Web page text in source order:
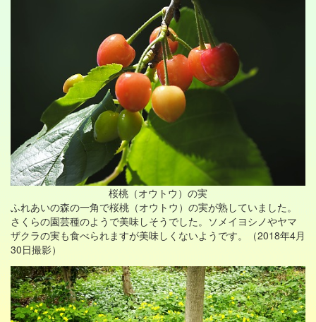
桜桃（オウトウ）の実
ふれあいの森の一角で桜桃（オウトウ）の実が熟していました。
さくらの園芸種のようで美味しそうでした。ソメイヨシノやヤマ
ザクラの実も食べられますが美味しくないようです。（2018年4月
30日撮影）